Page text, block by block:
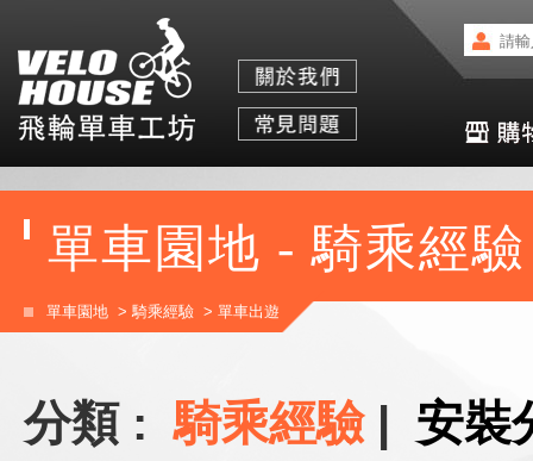
單車園地 - 騎乘經驗
單車園地 >騎乘經驗 > 單車出遊
分類 :騎乘經驗| 安裝